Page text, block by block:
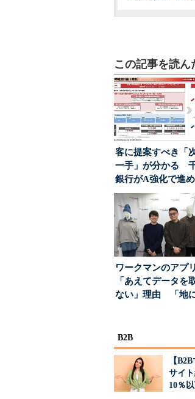
この記事を読
客に提案すべき「
一手」が分かる
銀行がA強化で進め
る“One to On...
ワークマンのアプ
「あえてデータを
ない」理由 「地
B2B
【
サイ
10％